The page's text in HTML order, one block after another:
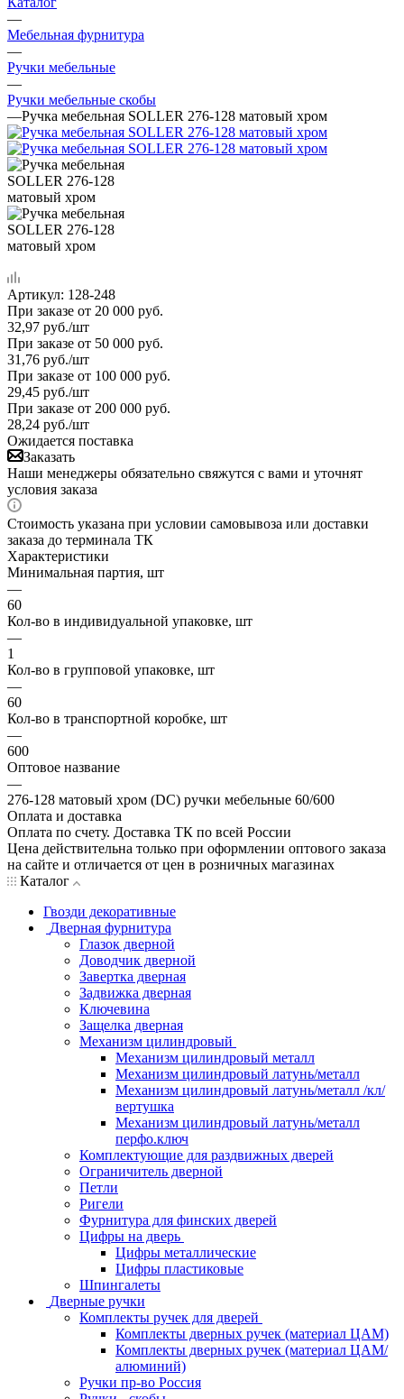
—
Мебельная фурнитура
—
Ручки мебельные
—
Ручки мебельные скобы
—Ручка мебельная SOLLER 276-128 матовый хром
Артикул: 128-248
При заказе от 20 000 руб.
32,97 руб./шт
При заказе от 50 000 руб.
31,76 руб./шт
При заказе от 100 000 руб.
29,45 руб./шт
При заказе от 200 000 руб.
28,24 руб./шт
Ожидается поставка
Заказать
Наши менеджеры обязательно свяжутся с вами и уточнят
условия заказа
Стоимость указана при условии самовывоза или доставки
заказа до терминала ТК
Характеристики
Минимальная партия, шт
—
60
Кол-во в индивидуальной упаковке, шт
—
1
Кол-во в групповой упаковке, шт
—
60
Кол-во в транспортной коробке, шт
—
600
Оптовое название
—
276-128 матовый хром (DC) ручки мебельные 60/600
Оплата и доставка
Оплата по счету. Доставка ТК по всей России
Цена действительна только при оформлении оптового заказа
на сайте и отличается от цен в розничных магазинах
Каталог
Гвозди декоративные
Дверная фурнитура
Глазок дверной
Доводчик дверной
Завертка дверная
Задвижка дверная
Ключевина
Защелка дверная
Механизм цилиндровый
Механизм цилиндровый металл
Механизм цилиндровый латунь/металл
Механизм цилиндровый латунь/металл /кл/
вертушка
Механизм цилиндровый латунь/металл
перфо.ключ
Комплектующие для раздвижных дверей
Ограничитель дверной
Петли
Ригели
Фурнитура для финских дверей
Цифры на дверь
Цифры металлические
Цифры пластиковые
Шпингалеты
Дверные ручки
Комплекты ручек для дверей
Комплекты дверных ручек (материал ЦАМ)
Комплекты дверных ручек (материал ЦАМ/
алюминий)
Ручки пр-во Россия